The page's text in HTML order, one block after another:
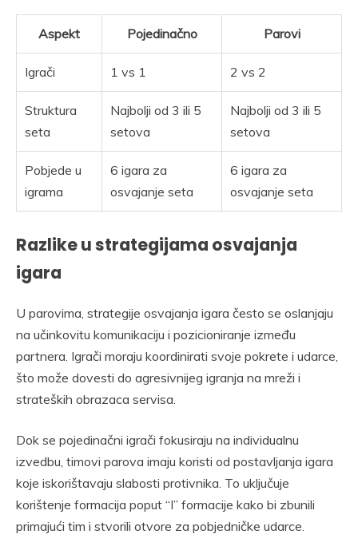
Aspekt Pojedinačno Parovi
Igrači 1 vs 1 2 vs 2
Struktura
seta
Najbolji od 3 ili 5
setova
Najbolji od 3 ili 5
setova
Pobjede u
igrama
6 igara za
osvajanje seta
6 igara za
osvajanje seta
Razlike u strategijama osvajanja
igara
U parovima, strategije osvajanja igara često se oslanjaju
na učinkovitu komunikaciju i pozicioniranje između
partnera. Igrači moraju koordinirati svoje pokrete i udarce,
što može dovesti do agresivnijeg igranja na mreži i
strateških obrazaca servisa.
Dok se pojedinačni igrači fokusiraju na individualnu
izvedbu, timovi parova imaju koristi od postavljanja igara
koje iskorištavaju slabosti protivnika. To uključuje
korištenje formacija poput “I” formacije kako bi zbunili
primajući tim i stvorili otvore za pobjedničke udarce.